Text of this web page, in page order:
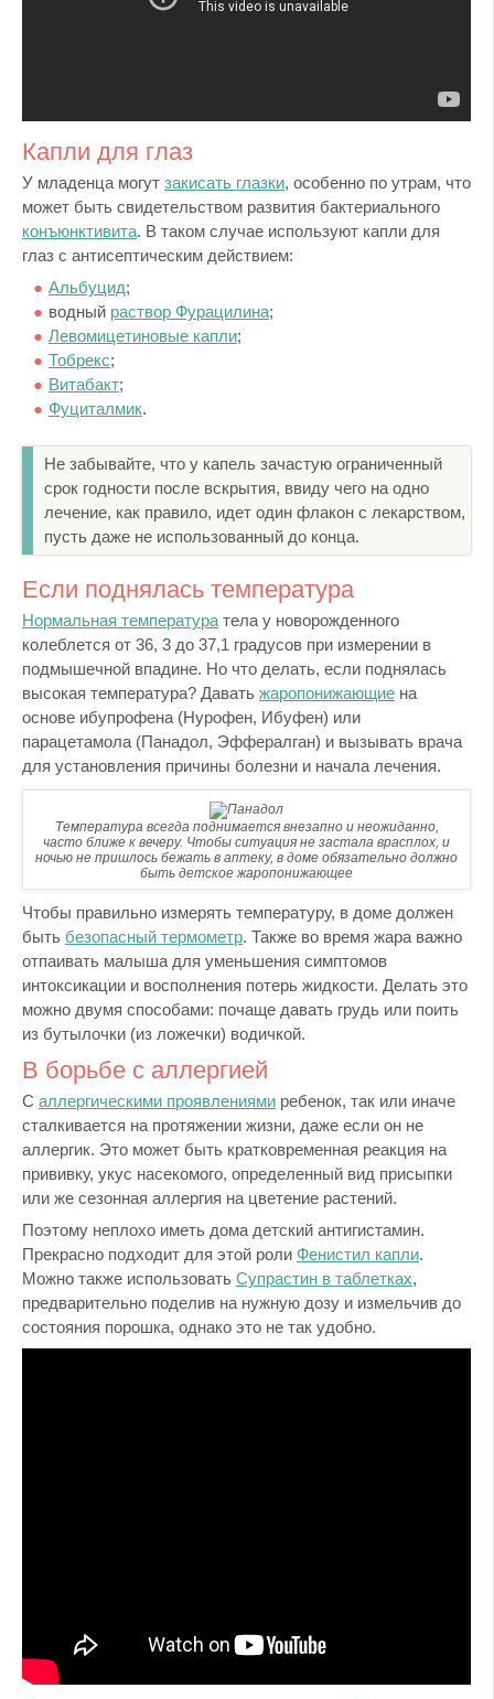
Капли для глаз
У младенца могут закисать глазки, особенно по утрам, что
может быть свидетельством развития бактериального
конъюнктивита. В таком случае используют капли для
глаз с антисептическим действием:
Альбуцид;
водный раствор Фурацилина;
Левомицетиновые капли;
Тобрекс;
Витабакт;
Фуциталмик.
Не забывайте, что у капель зачастую ограниченный
срок годности после вскрытия, ввиду чего на одно
лечение, как правило, идет один флакон с лекарством,
пусть даже не использованный до конца.
Если поднялась температура
Нормальная температура тела у новорожденного
колеблется от 36, 3 до 37,1 градусов при измерении в
подмышечной впадине. Но что делать, если поднялась
высокая температура? Давать жаропонижающие на
основе ибупрофена (Нурофен, Ибуфен) или
парацетамола (Панадол, Эффералган) и вызывать врача
для установления причины болезни и начала лечения.
Температура всегда поднимается внезапно и неожиданно,
часто ближе к вечеру. Чтобы ситуация не застала врасплох, и
ночью не пришлось бежать в аптеку, в доме обязательно должно
быть детское жаропонижающее
Чтобы правильно измерять температуру, в доме должен
быть безопасный термометр. Также во время жара важно
отпаивать малыша для уменьшения симптомов
интоксикации и восполнения потерь жидкости. Делать это
можно двумя способами: почаще давать грудь или поить
из бутылочки (из ложечки) водичкой.
В борьбе с аллергией
С аллергическими проявлениями ребенок, так или иначе
сталкивается на протяжении жизни, даже если он не
аллергик. Это может быть кратковременная реакция на
прививку, укус насекомого, определенный вид присыпки
или же сезонная аллергия на цветение растений.
Поэтому неплохо иметь дома детский антигистамин.
Прекрасно подходит для этой роли Фенистил капли.
Можно также использовать Супрастин в таблетках,
предварительно поделив на нужную дозу и измельчив до
состояния порошка, однако это не так удобно.